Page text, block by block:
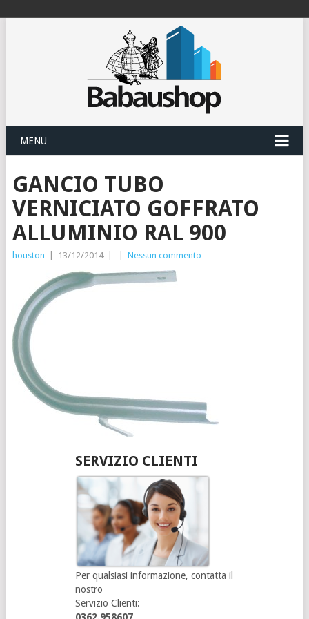
MENU
GANCIO TUBO
VERNICIATO GOFFRATO
ALLUMINIO RAL 900
houston 13/12/2014 Nessun commento
SERVIZIO CLIENTI
Per qualsiasi informazione, contatta il
nostro
Servizio Clienti: